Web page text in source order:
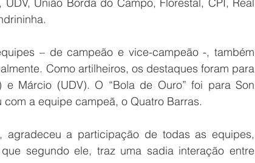
União Borda do Campo, Florestal, CPI, Real
– de campeão e vice-campeão -, também
Como artilheiros, os destaques foram para
e Márcio (UDV). O “Bola de Ouro” foi para Son
a equipe campeã, o Quatro Barras.
agradeceu a participação de todas as equipes,
segundo ele, traz uma sadia interação entre